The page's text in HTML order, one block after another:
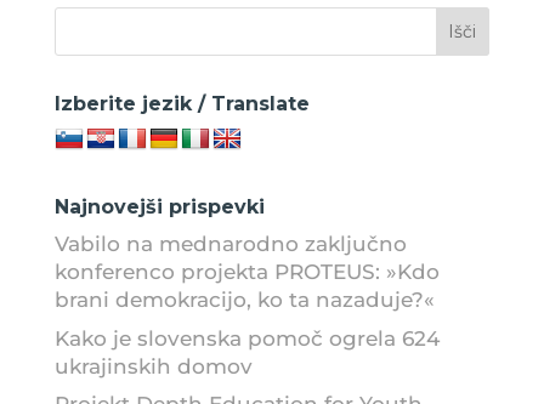
Izberite jezik / Translate
Najnovejši prispevki
Vabilo na mednarodno zaključno
konferenco projekta PROTEUS: »Kdo
brani demokracijo, ko ta nazaduje?«
Kako je slovenska pomoč ogrela 624
ukrajinskih domov